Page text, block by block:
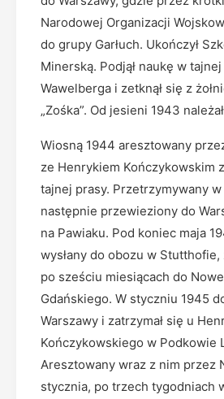
Narodowej Organizacji
do grupy Garłuch. Ukończył
Minerską. Podjął naukę w
Wawelberga i zetknął się z
„Zośka”. Od jesieni 1943
Wiosną 1944 aresztowany
ze Henrykiem Kończykowskim
tajnej prasy. Przetrzymywany
następnie przewieziony do
na Pawiaku. Pod koniec maja
wysłany do obozu w Stutthofie,
po sześciu miesiącach do
Gdańskiego. W styczniu 1945
Warszawy i zatrzymał się u
Kończykowskiego w Podkowie
Aresztowany wraz z nim przez
stycznia, po trzech tygodniach